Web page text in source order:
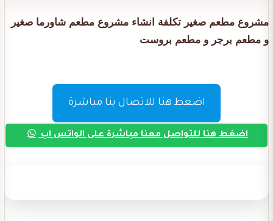
مشروع مطعم صغير تكلفة انشاء مشروع مطعم شاورما صغير
و مطعم برجر و مطعم بروست
اضغط هنا للاتصال بنا مباشرة
اضغط هنا للتواصل معنا مباشرة على الواتس اب